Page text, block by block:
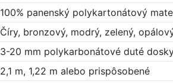
100% panenský polykartonátový
Číry, bronzový, modrý, zelený,
3-20 mm polykarbonátové duté
2,1 m, 1,22 m alebo prispôsobené